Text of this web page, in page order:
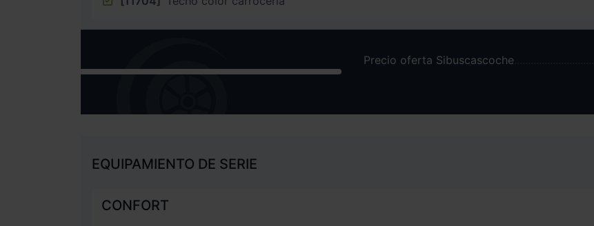
Precio oferta Sibuscascoche
EQUIPAMIENTO DE SERIE
CONFORT